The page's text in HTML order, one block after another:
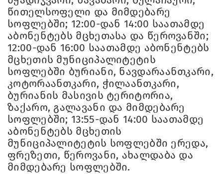
წითელსოფელი და მიმდებარე
სოფლებში; 12:00-დან 14:00 საათამდე
აბონენტებს მცხეთასა და წეროვანში;
12:00-დან 16:00 საათამდე აბონენტებს
მცხეთის მუნიციპალიტეტის
სოფლებში ბურიანი, ნავდარაანთკარი,
კოტორაანთკარი, ჭილაანთკარი,
ბურიანის მასივის ტერიტორია,
ზაქარო, გალავანი და მიმდებარე
სოფლებში; 13:55-დან 14:00 საათამდე
აბონენტებს მცხეთის
მუნიციპალიტეტის სოფლებში ერედა,
ფრეზეთი, წეროვანი, ახალდაბა და
მიმდებარე სოფლებში.